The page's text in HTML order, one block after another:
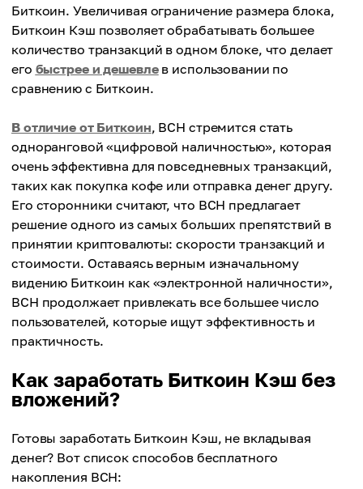
Биткоин. Увеличивая ограничение размера блока,
Биткоин Кэш позволяет обрабатывать большее
количество транзакций в одном блоке, что делает
его быстрее и дешевлев использовании по
сравнению с Биткоин.
В отличие от Биткоин, BCH стремится стать
одноранговой «цифровой наличностью», которая
очень эффективна для повседневных транзакций,
таких как покупка кофе или отправка денег другу.
Его сторонники считают, что BCH предлагает
решение одного из самых больших препятствий в
принятии криптовалюты: скорости транзакций и
стоимости. Оставаясь верным изначальному
видению Биткоин как «электронной наличности»,
BCH продолжает привлекать все большее число
пользователей, которые ищут эффективность и
практичность.
Как заработать Биткоин Кэш без
вложений?
Готовы заработать Биткоин Кэш, не вкладывая
денег? Вот список способов бесплатного
накопления BCH: